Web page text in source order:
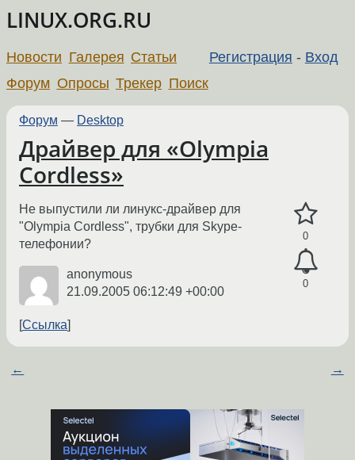
LINUX.ORG.RU
Регистрация - Вход
Новости Галерея Статьи
Форум Опросы Трекер Поиск
Форум — Desktop
Драйвер для «Olympia
Cordless»
0
0
Не выпустили ли линукс-драйвер для
"Olympia Cordless", трубки для Skype-
телефонии?
anonymous
21.09.2005 06:12:49 +00:00
Ссылка
← →